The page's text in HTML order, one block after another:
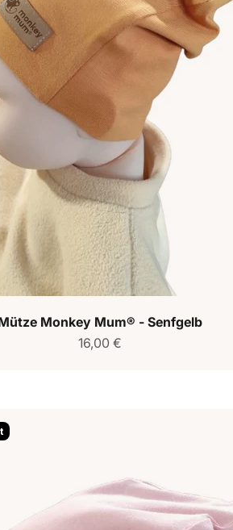
Monkey Mum® - Senfgelb
Verkaufspreis
16,00 €